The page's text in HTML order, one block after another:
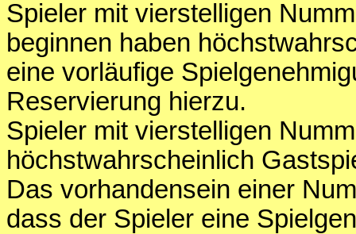
Spieler mit vierstelligen
beginnen haben
eine vorläufige
Reservierung hierzu.
Spieler mit vierstelligen
höchstwahrscheinlich
Das vorhandensein einer
dass der Spieler eine